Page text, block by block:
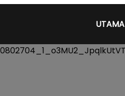
UTAMA